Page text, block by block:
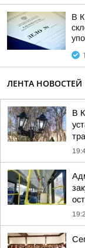
В
ЛЕНТА НОВОСТЕЙ
В